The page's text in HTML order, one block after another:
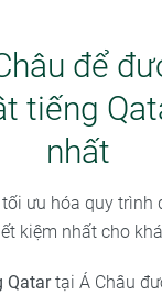
để
tiếng
nhất
ưu hóa quy trình
kiệm nhất cho
Qatartại Á Châu